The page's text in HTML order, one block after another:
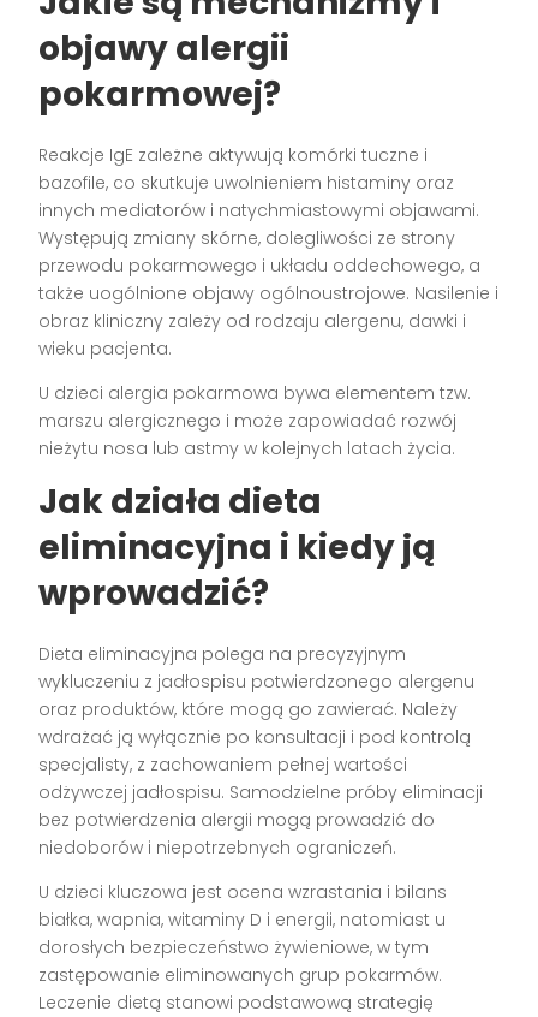
objawy alergii
pokarmowej?
Reakcje IgE zależne aktywują komórki tuczne i
bazofile, co skutkuje uwolnieniem histaminy oraz
innych mediatorów i natychmiastowymi objawami.
Występują zmiany skórne, dolegliwości ze strony
przewodu pokarmowego i układu oddechowego, a
także uogólnione objawy ogólnoustrojowe. Nasilenie i
obraz kliniczny zależy od rodzaju alergenu, dawki i
wieku pacjenta.
U dzieci alergia pokarmowa bywa elementem tzw.
marszu alergicznego i może zapowiadać rozwój
nieżytu nosa lub astmy w kolejnych latach życia.
Jak działa dieta
eliminacyjna i kiedy ją
wprowadzić?
Dieta eliminacyjna polega na precyzyjnym
wykluczeniu z jadłospisu potwierdzonego alergenu
oraz produktów, które mogą go zawierać. Należy
wdrażać ją wyłącznie po konsultacji i pod kontrolą
specjalisty, z zachowaniem pełnej wartości
odżywczej jadłospisu. Samodzielne próby eliminacji
bez potwierdzenia alergii mogą prowadzić do
niedoborów i niepotrzebnych ograniczeń.
U dzieci kluczowa jest ocena wzrastania i bilans
białka, wapnia, witaminy D i energii, natomiast u
dorosłych bezpieczeństwo żywieniowe, w tym
zastępowanie eliminowanych grup pokarmów.
Leczenie dietą stanowi podstawową strategię